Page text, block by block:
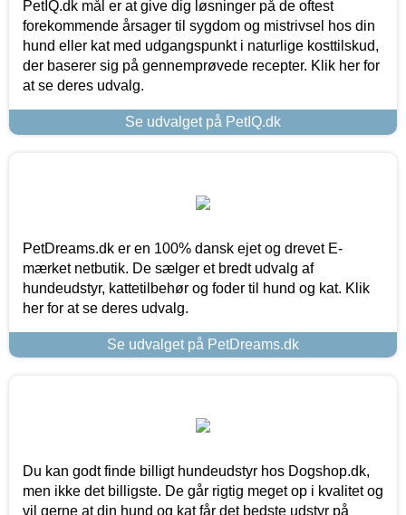
PetIQ.dk mål er at give dig løsninger på de oftest
forekommende årsager til sygdom og mistrivsel hos din
hund eller kat med udgangspunkt i naturlige kosttilskud,
der baserer sig på gennemprøvede recepter. Klik her for
at se deres udvalg.
Se udvalget på PetIQ.dk
PetDreams.dk er en 100% dansk ejet og drevet E-
mærket netbutik. De sælger et bredt udvalg af
hundeudstyr, kattetilbehør og foder til hund og kat. Klik
her for at se deres udvalg.
Se udvalget på PetDreams.dk
Du kan godt finde billigt hundeudstyr hos Dogshop.dk,
men ikke det billigste. De går rigtig meget op i kvalitet og
vil gerne at din hund og kat får det bedste udstyr på